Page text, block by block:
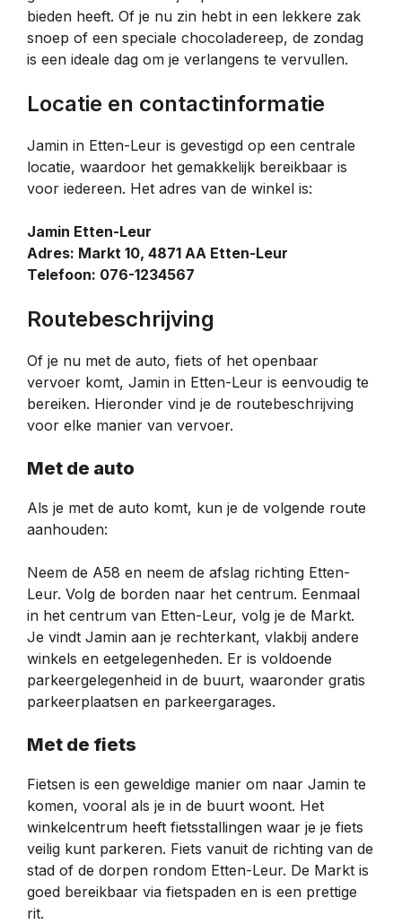
bieden heeft. Of je nu zin hebt in een lekkere zak
snoep of een speciale chocoladereep, de zondag
is een ideale dag om je verlangens te vervullen.
Locatie en contactinformatie
Jamin in Etten-Leur is gevestigd op een centrale
locatie, waardoor het gemakkelijk bereikbaar is
voor iedereen. Het adres van de winkel is:
Jamin Etten-Leur
Adres: Markt 10, 4871 AA Etten-Leur
Telefoon: 076-1234567
Routebeschrijving
Of je nu met de auto, fiets of het openbaar
vervoer komt, Jamin in Etten-Leur is eenvoudig te
bereiken. Hieronder vind je de routebeschrijving
voor elke manier van vervoer.
Met de auto
Als je met de auto komt, kun je de volgende route
aanhouden:
Neem de A58 en neem de afslag richting Etten-
Leur. Volg de borden naar het centrum. Eenmaal
in het centrum van Etten-Leur, volg je de Markt.
Je vindt Jamin aan je rechterkant, vlakbij andere
winkels en eetgelegenheden. Er is voldoende
parkeergelegenheid in de buurt, waaronder gratis
parkeerplaatsen en parkeergarages.
Met de fiets
Fietsen is een geweldige manier om naar Jamin te
komen, vooral als je in de buurt woont. Het
winkelcentrum heeft fietsstallingen waar je je fiets
veilig kunt parkeren. Fiets vanuit de richting van de
stad of de dorpen rondom Etten-Leur. De Markt is
goed bereikbaar via fietspaden en is een prettige
rit.